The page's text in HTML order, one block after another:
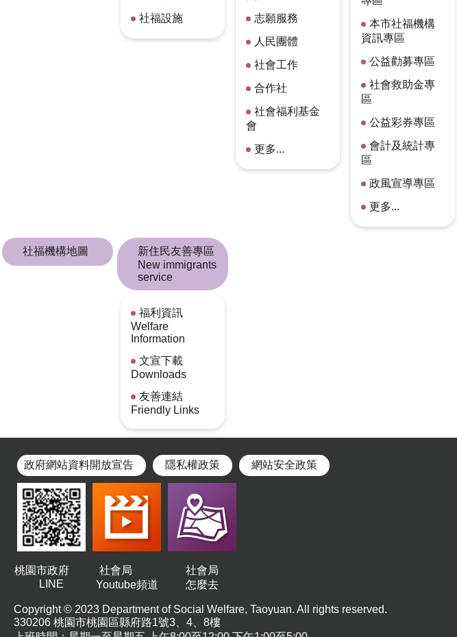
社福設施
志願服務
人民團體
社會工作
合作社
社會福利基金
會
更多...
本市社福機構
資訊專區
公益勸募專區
社會救助金專
區
公益彩券專區
會計及統計專
區
政風宣導專區
更多...
社福機構地圖
新住民友善專區
New immigrants
service
福利資訊
Welfare
Information
文宣下載
Downloads
友善連結
Friendly Links
政府網站資料開放宣告 隱私權政策 網站安全政策
桃園市政府
LINE
社會局
Youtube頻道
社會局
怎麼去
Copyright © 2023 Department of Social Welfare, Taoyuan. All rights reserved.
330206 桃園市桃園區縣府路1號3、4、8樓